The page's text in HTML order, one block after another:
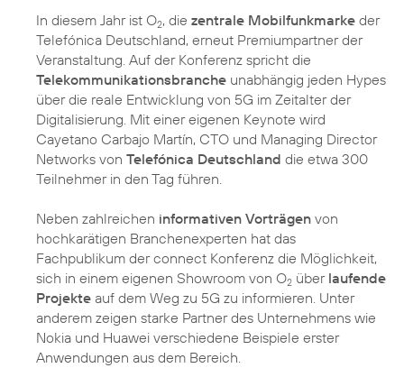
In diesem Jahr ist O2, die zentrale Mobilfunkmarke der
Telefónica Deutschland, erneut Premiumpartner der
Veranstaltung. Auf der Konferenz spricht die
Telekommunikationsbranche unabhängig jeden Hypes
über die reale Entwicklung von 5G im Zeitalter der
Digitalisierung. Mit einer eigenen Keynote wird
Cayetano Carbajo Martín, CTO und Managing Director
Networks von Telefónica Deutschland die etwa 300
Teilnehmer in den Tag führen.
Neben zahlreichen informativen Vorträgen von
hochkarätigen Branchenexperten hat das
Fachpublikum der connect Konferenz die Möglichkeit,
sich in einem eigenen Showroom von O2 über laufende
Projekte auf dem Weg zu 5G zu informieren. Unter
anderem zeigen starke Partner des Unternehmens wie
Nokia und Huawei verschiedene Beispiele erster
Anwendungen aus dem Bereich.